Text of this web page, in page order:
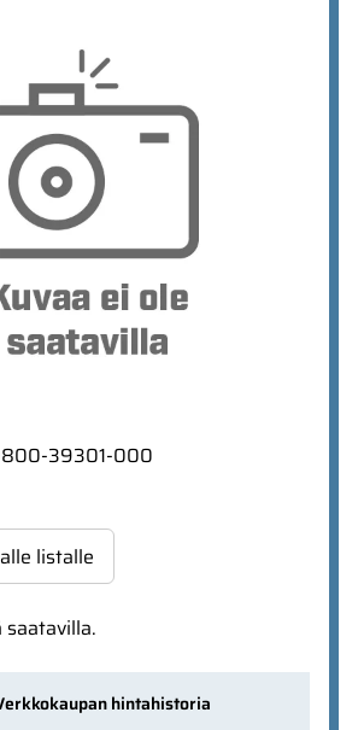
39301-000
listalle
hintahistoria